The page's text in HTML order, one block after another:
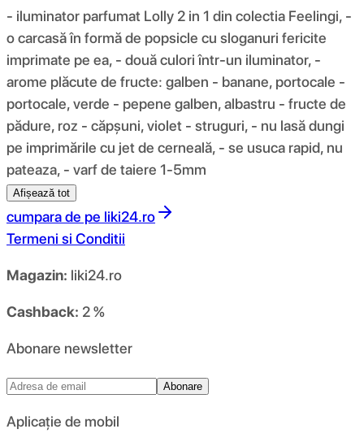
- iluminator parfumat Lolly 2 in 1 din colectia Feelingi, -
o carcasă în formă de popsicle cu sloganuri fericite
imprimate pe ea, - două culori într-un iluminator, -
arome plăcute de fructe: galben - banane, portocale -
portocale, verde - pepene galben, albastru - fructe de
pădure, roz - căpșuni, violet - struguri, - nu lasă dungi
pe imprimările cu jet de cerneală, - se usuca rapid, nu
pateaza, - varf de taiere 1-5mm
Afișează tot
cumpara de pe liki24.ro
Termeni si Conditii
Magazin: liki24.ro
Cashback: 2 %
Abonare newsletter
Abonare
Aplicație de mobil